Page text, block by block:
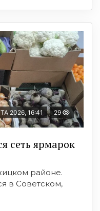
2026, 16:41 29
сеть ярмарок
районе.
в Советском,